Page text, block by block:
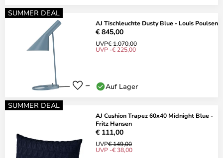
SUMMER DEAL
AJ Tischleuchte Dusty Blue - Louis Poulsen
€ 845,00
UVP€ 1.070,00
UVP -€ 225,00
Auf Lager
SUMMER DEAL
AJ Cushion Trapez 60x40 Midnight Blue -
Fritz Hansen
€ 111,00
UVP€ 149,00
UVP -€ 38,00